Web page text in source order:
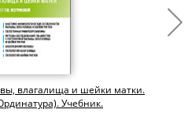
влагалища и шейки матки.
Учебник.